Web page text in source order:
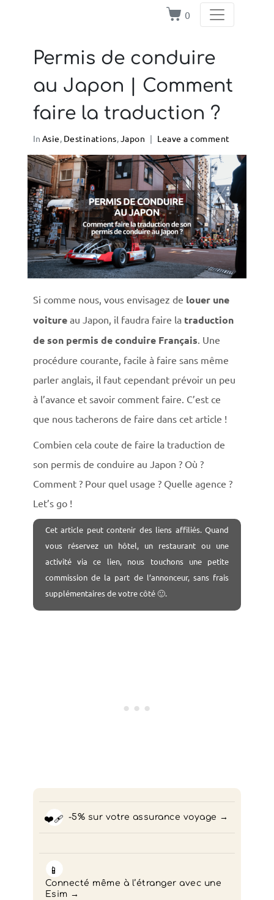
0
Permis de conduire
au Japon | Comment
faire la traduction ?
In Asie, Destinations,Japon Leave a comment
Si comme nous, vous envisagez de louer une
voitureau Japon, il faudra faire la traduction
de son permis de conduire Français. Une
procédure courante, facile à faire sans même
parler anglais, il faut cependant prévoir un peu
à l’avance et savoir comment faire. C’est ce
que nous tacherons de faire dans cet article !
Combien cela coute de faire la traduction de
son permis de conduire au Japon ? Où ?
Comment ? Pour quel usage ? Quelle agence ?
Let’s go !
Cetarticle peut contenir des liens affiliés. Quand
vous réservez un hôtel, un restaurant ou une
activité via ce lien, nous touchons une petite
commission de la part de l’annonceur, sans frais
supplémentaires de votre côté 🙂.
❤️‍🩹 -5% sur votre assurance voyage
📱
Connecté même à l’étranger avec une
Esim